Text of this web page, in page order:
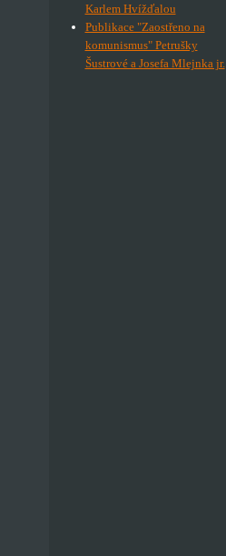
Karlem Hvížďalou
Publikace "Zaostřeno na
komunismus" Petrušky
Šustrové a Josefa Mlejnka jr.